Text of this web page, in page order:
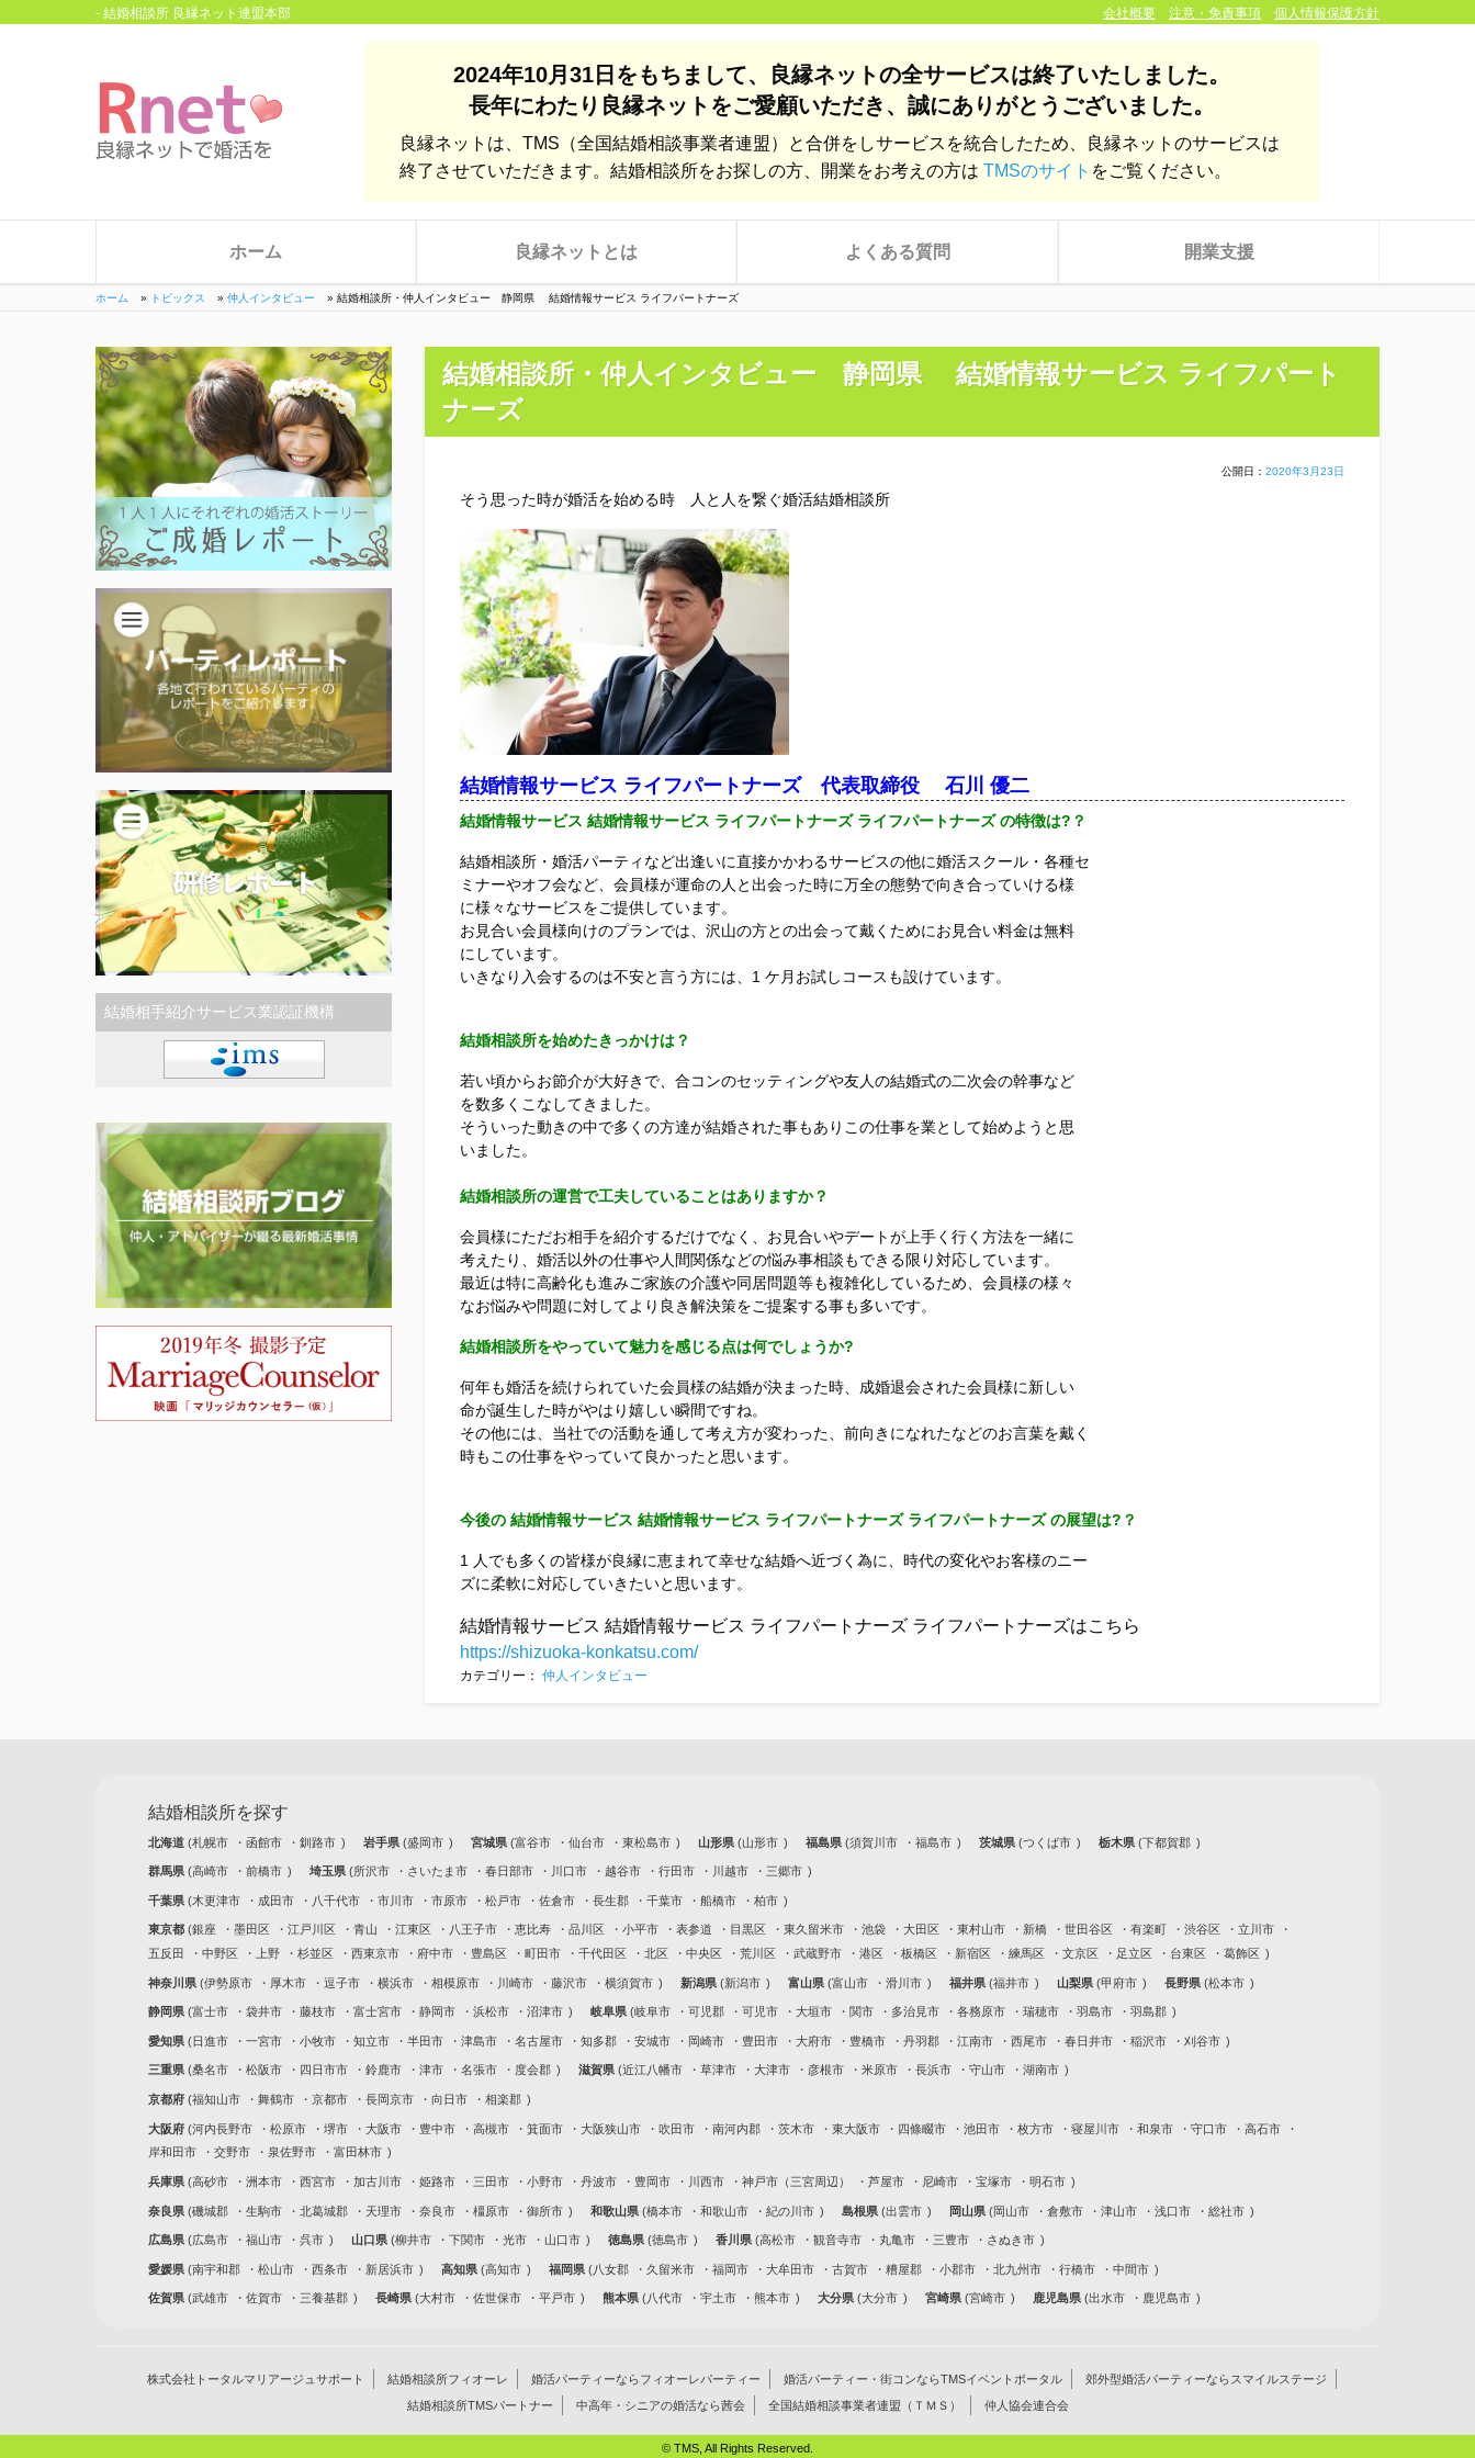
- 結婚相談所 良縁ネット連盟本部 会社概要 注意・免責事項 個人情報保護方針
2024年10月31日をもちまして、
良縁ネットの全サービスは終了いたしました。
長年にわたり良縁ネットをご愛顧いただき、 誠にありがとうございました。
良縁ネットは、TMS（全国結婚相談事業者連盟）と合併をしサービスを統合したため、良縁ネットのサービスは
終了させていただきます。結婚相談所をお探しの方、開業をお考えの方は TMSのサイト をご覧ください。
ホーム 良縁ネットとは よくある質問 開業支援
ホーム » トピックス » 仲人インタビュー » 結婚相談所・仲人インタビュー 静岡県 結婚情報サービス ライフパートナーズ
結婚相手紹介サービス業認証機構
結婚相談所・仲人インタビュー 静岡県 結婚情報サービス ライフパート
ナーズ
公開日： 2020年3月23日
そう思った時が婚活を始める時 人と人を繋ぐ婚活結婚相談所
結婚情報サービス ライフパートナーズ 代表取締役 石川 優二
結婚情報サービス 結婚情報サービス ライフパートナーズ ライフパートナーズ の特徴は?？
結婚相談所・婚活パーティなど出逢いに直接かかわるサービスの他に婚活スクール・各種セ
ミナーやオフ会など、会員様が運命の人と出会った時に万全の態勢で向き合っていける様
に様々なサービスをご提供しています。
お見合い会員様向けのプランでは、沢山の方との出会って戴くためにお見合い料金は無料
にしています。
いきなり入会するのは不安と言う方には、1 ケ月お試しコースも設けています。
結婚相談所を始めたきっかけは？
若い頃からお節介が大好きで、合コンのセッティングや友人の結婚式の二次会の幹事など
を数多くこなしてきました。
そういった動きの中で多くの方達が結婚された事もありこの仕事を業として始めようと思
いました。
結婚相談所の運営で工夫していることはありますか？
会員様にただお相手を紹介するだけでなく、お見合いやデートが上手く行く方法を一緒に
考えたり、婚活以外の仕事や人間関係などの悩み事相談もできる限り対応しています。
最近は特に高齢化も進みご家族の介護や同居問題等も複雑化しているため、会員様の様々
なお悩みや問題に対してより良き解決策をご提案する事も多いです。
結婚相談所をやっていて魅力を感じる点は何でしょうか?
何年も婚活を続けられていた会員様の結婚が決まった時、成婚退会された会員様に新しい
命が誕生した時がやはり嬉しい瞬間ですね。
その他には、当社での活動を通して考え方が変わった、前向きになれたなどのお言葉を戴く
時もこの仕事をやっていて良かったと思います。
今後の 結婚情報サービス 結婚情報サービス ライフパートナーズ ライフパートナーズ の展望は?？
1 人でも多くの皆様が良縁に恵まれて幸せな結婚へ近づく為に、時代の変化やお客様のニー
ズに柔軟に対応していきたいと思います。
結婚情報サービス 結婚情報サービス ライフパートナーズ ライフパートナーズはこちら
https://shizuoka-konkatsu.com/
カテゴリー： 仲人インタビュー
結婚相談所を探す
北海道 札幌市 函館市 釧路市 岩手県 盛岡市 宮城県 富谷市 仙台市 東松島市 山形県 山形市 福島県 須賀川市 福島市 茨城県 つくば市 栃木県 下都賀郡
群馬県 高崎市 前橋市 埼玉県 所沢市 さいたま市 春日部市 川口市 越谷市 行田市 川越市 三郷市
千葉県 木更津市 成田市 八千代市 市川市 市原市 松戸市 佐倉市 長生郡 千葉市 船橋市 柏市
東京都 銀座 墨田区 江戸川区 青山 江東区 八王子市 恵比寿 品川区 小平市 表参道 目黒区 東久留米市 池袋 大田区 東村山市 新橋 世田谷区 有楽町 渋谷区
立川市
五反田
中野区 上野 杉並区 西東京市 府中市 豊島区 町田市 千代田区 北区 中央区 荒川区 武蔵野市 港区 板橋区 新宿区 練馬区 文京区 足立区 台東区 葛飾区
神奈川県 伊勢原市 厚木市 逗子市 横浜市 相模原市 川崎市 藤沢市 横須賀市 新潟県 新潟市 富山県 富山市 滑川市 福井県 福井市 山梨県 甲府市 長野県 松本市
静岡県 富士市 袋井市 藤枝市 富士宮市 静岡市 浜松市 沼津市 岐阜県 岐阜市 可児郡 可児市 大垣市 関市 多治見市 各務原市 瑞穂市 羽島市 羽島郡
愛知県 日進市 一宮市 小牧市 知立市 半田市 津島市 名古屋市 知多郡 安城市 岡崎市 豊田市 大府市 豊橋市 丹羽郡 江南市 西尾市 春日井市 稲沢市 刈谷市
三重県 桑名市 松阪市 四日市市 鈴鹿市 津市 名張市 度会郡 滋賀県 近江八幡市 草津市 大津市 彦根市 米原市 長浜市 守山市 湖南市
京都府 福知山市 舞鶴市 京都市 長岡京市 向日市 相楽郡
大阪府 河内長野市 松原市 堺市 大阪市 豊中市 高槻市 箕面市 大阪狭山市 吹田市 南河内郡 茨木市 東大阪市 四條畷市 池田市 枚方市 寝屋川市 和泉市 守口市
高石市
岸和田市
交野市 泉佐野市 富田林市
兵庫県 高砂市 洲本市 西宮市 加古川市 姫路市 三田市 小野市 丹波市 豊岡市 川西市 神戸市（三宮周辺） 芦屋市 尼崎市 宝塚市 明石市
奈良県 磯城郡 生駒市 北葛城郡 天理市 奈良市 橿原市 御所市 和歌山県 橋本市 和歌山市 紀の川市 島根県 出雲市 岡山県 岡山市 倉敷市 津山市 浅口市 総社市
広島県 広島市 福山市 呉市 山口県 柳井市 下関市 光市 山口市 徳島県 徳島市 香川県 高松市 観音寺市 丸亀市 三豊市 さぬき市
愛媛県 南宇和郡 松山市 西条市 新居浜市 高知県 高知市 福岡県 八女郡 久留米市 福岡市 大牟田市 古賀市 糟屋郡 小郡市 北九州市 行橋市 中間市
佐賀県 武雄市 佐賀市 三養基郡 長崎県 大村市 佐世保市 平戸市 熊本県 八代市 宇土市 熊本市 大分県 大分市 宮崎県 宮崎市 鹿児島県 出水市 鹿児島市
株式会社トータルマリアージュサポート 結婚相談所フィオーレ 婚活パーティーならフィオーレパーティー 婚活パーティー・街コンならTMSイベントポータル
郊外型婚活パーティーならスマイルステージ
結婚相談所TMSパートナー
中高年・シニアの婚活なら茜会 全国結婚相談事業者連盟（ＴＭＳ） 仲人協会連合会
© TMS, All Rights Reserved.